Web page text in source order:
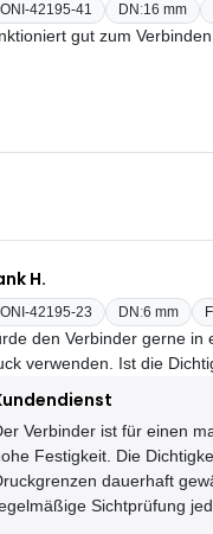
42195-41 DN :16 mm
gut zum
H.
42195-23 DN:6 mm
den Verbinder gerne in
verwenden. Ist die
Verbinder ist für einen
Festigkeit. Die
dauerhaft
Sichtprüfung